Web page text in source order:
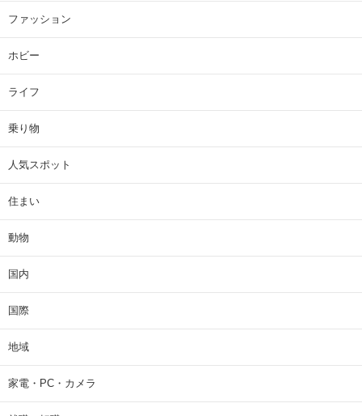
ファッション
ホビー
ライフ
乗り物
人気スポット
住まい
動物
国内
国際
地域
家電・PC・カメラ